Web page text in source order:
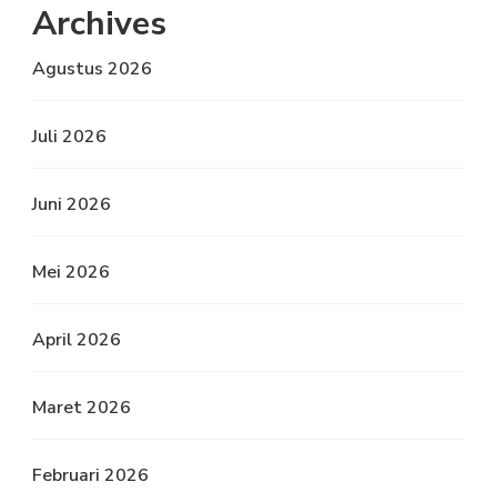
Archives
Agustus 2026
Juli 2026
Juni 2026
Mei 2026
April 2026
Maret 2026
Februari 2026